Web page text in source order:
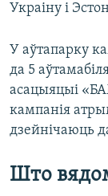
Украіну і
У аўтапарку
да 5
асацыяцыі
кампанія
дзейнічаюць
Што